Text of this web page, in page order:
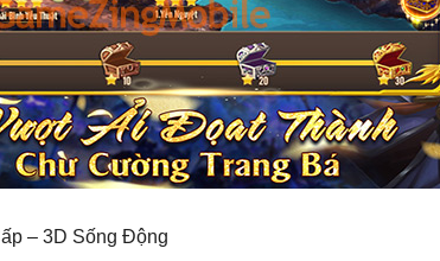
– 3D Sống Động